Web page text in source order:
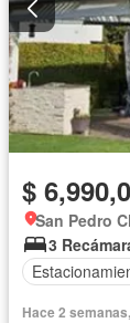
$
San Pedro
3
Hace 2